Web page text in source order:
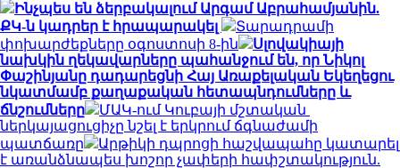
Ինչպես են ձերբակալում Արգամ Աբրահամյանին.
ՔԿ-ն կադրեր է հրապարակել
Տարադրամի
փոխարժեքները օգոստոսի 8-ին
Սլովակիայի
նախկին ղեկավարները պահանջում են, որ Նիկոլ
Փաշինյանը դադարեցնի Հայ Առաքելական Եկեղեցու
նկատմամբ քաղաքական հետապնդումները և
ճնշումները
ՄԱԿ-ում Կուբայի մշտական ​​
ներկայացուցիչը նշել է երկրում ճգնաժամի
պատճառը
Արթիկի դպրոցի հաշվապահը կատարել
է առանձնապես խոշոր չափերի հափշտակություն.